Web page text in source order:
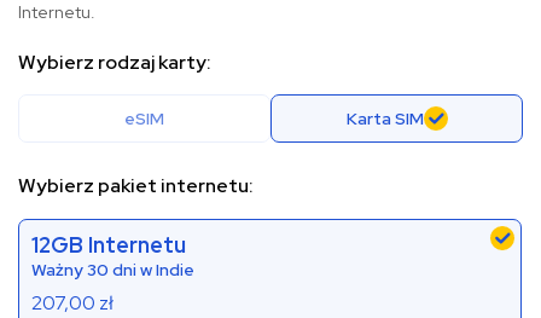
Internetu.
Wybierz rodzaj karty:
eSIM Karta SIM
Wybierz pakiet internetu:
12GB Internetu
Ważny 30 dni w Indie
207,00 zł